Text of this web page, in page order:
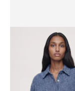
Blouse 'Lisanne'